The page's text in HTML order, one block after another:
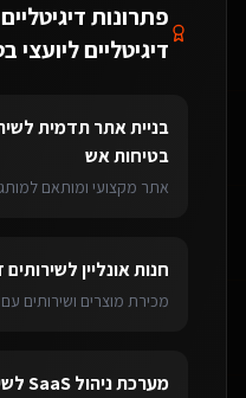
פתרונות
דיגיטליים ליועצי
בניית אתר תדמיתל
בטיחות אש
אתר מקצועי ומותאם
חנות אונלייןלשירותים
מכירת מוצרים ושירותים
מערכת ניהול SaaS ל